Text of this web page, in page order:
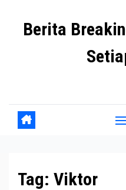
Berita
Tag: Viktor